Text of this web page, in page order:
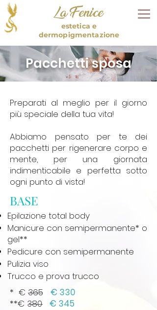
La Fenice
estetica e
dermopigmentazione
Pacchetti sposa
Preparati al meglio per il giorno
più speciale della tua vita!
Abbiamo pensato per te dei
pacchetti per rigenerare corpo e
mente, per una giornata
indimenticabile e perfetta sotto
ogni punto di vista!
BASE
Epilazione total body
Manicure con semipermanente* o
gel**
Pedicure con semipermanente
Pulizia viso
Trucco e prova trucco
* € 365 € 330
**€ 380 € 345